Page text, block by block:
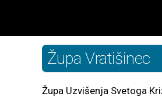
Župa Vratišinec
Župa Uzvišenja Svetoga